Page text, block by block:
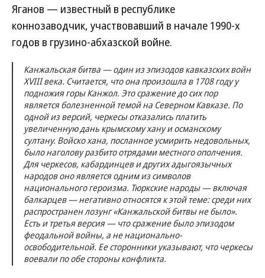
Яганов — известный в республике
коннозаводчик, участвовавший в начале 1990-х
годов в грузино-абхазской войне.
Канжальская битва — один из эпизодов кавказских войн
XVIII века. Считается, что она произошла в 1708 году у
подножия горы Канжол. Это сражение до сих пор
является болезненной темой на Северном Кавказе. По
одной из версий, черкесы отказались платить
увеличенную дань крымскому хану и османскому
султану. Войско хана, посланное усмирить недовольных,
было наголову разбито отрядами местного ополчения.
Для черкесов, кабардинцев и других адыгоязычных
народов оно является одним из символов
национального героизма. Тюркские народы — включая
балкарцев — негативно относятся к этой теме: среди них
распространен лозунг «Канжальской битвы не было».
Есть и третья версия — что сражение было эпизодом
феодальной войны, а не национально-
освободительной. Ее сторонники указывают, что черкесы
воевали по обе стороны конфликта.